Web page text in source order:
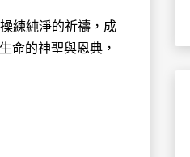
練純淨的祈禱，成
命的神聖與恩典，